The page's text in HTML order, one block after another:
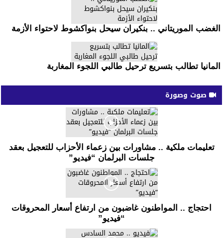
الغضب الموريتاني .. بنكيران سيحل بنواكشوط لاحتواء الأزمة
المانيا تطالب بتسريع ترحيل طالبي اللجوء المغاربة
صوت وصورة
تعليمات ملكية .. مشاورات بين زعماء الأحزاب للتعجيل بعقد
جلسات البرلمان “فيديو”
احتجاج .. المواطنون غاضبون من ارتفاع أسعار المحروقات
“فيديو”